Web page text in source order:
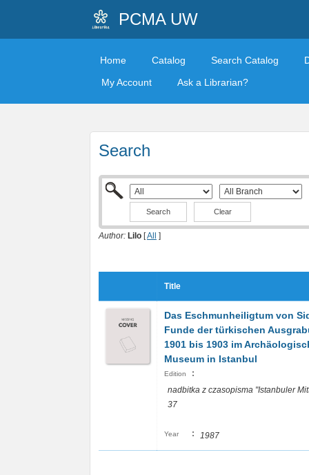
PCMA UW
Home Catalog Search Catalog
My Account
Ask a Librarian?
Search
Clear
Author: Lilo [All ]
Title
Das Eschmunheiligtum von
Funde der türkischen
1901 bis 1903 im
Museum in Istanbul
Edition
:
nadbitka z czasopisma "Istanbuler
37
Year : 1987